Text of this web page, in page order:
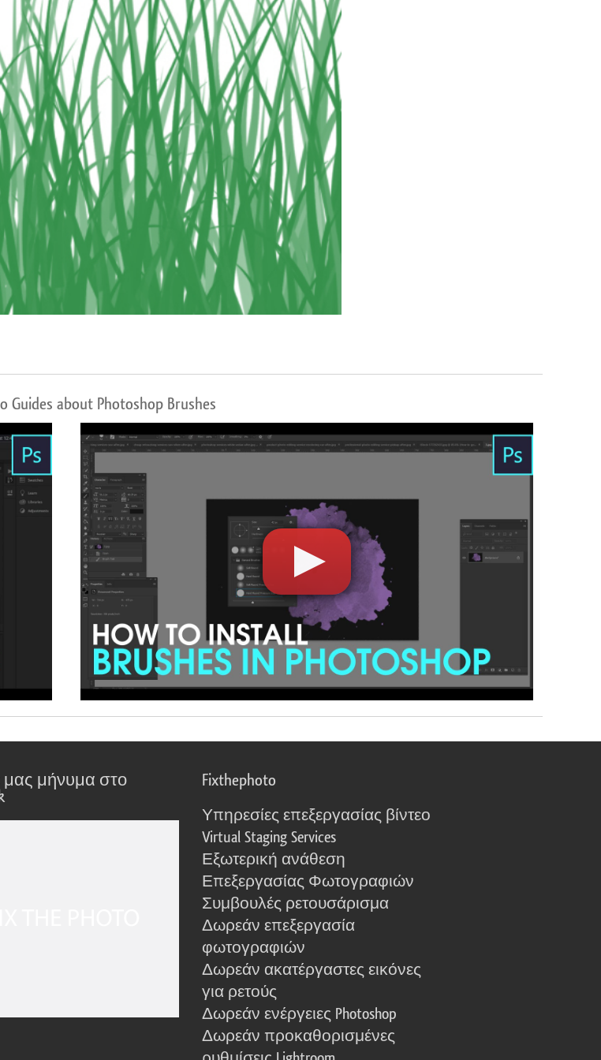
Επεξεργασία
φωτογραφιών
κοσμημάτων
Δεδομένα Εκπαίδευσης AI Video Editing Services
Guides about Photoshop Brushes
μας μήνυμα στο
Fixthephoto
Υπηρεσίες επεξεργασίας βίντεο
Virtual Staging Services
Εξωτερική ανάθεση
Επεξεργασίας Φωτογραφιών
Συμβουλές ρετουσάρισμα
Δωρεάν επεξεργασία
φωτογραφιών
Δωρεάν ακατέργαστες εικόνες
για ρετούς
Δωρεάν ενέργειες Photoshop
Δωρεάν προκαθορισμένες